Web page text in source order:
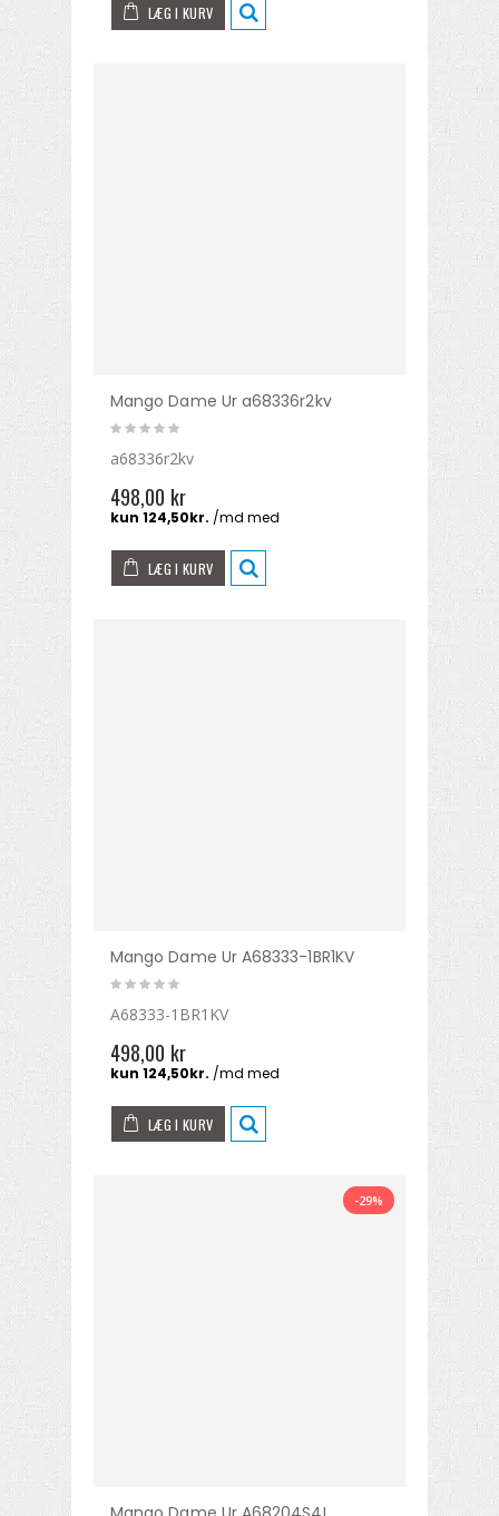
LÆG I KURV
Mango Dame Ur a68336r2kv
a68336r2kv
498,00 kr
LÆG I KURV
Mango Dame Ur A68333-1BR1KV
A68333-1BR1KV
498,00 kr
LÆG I KURV
-29%